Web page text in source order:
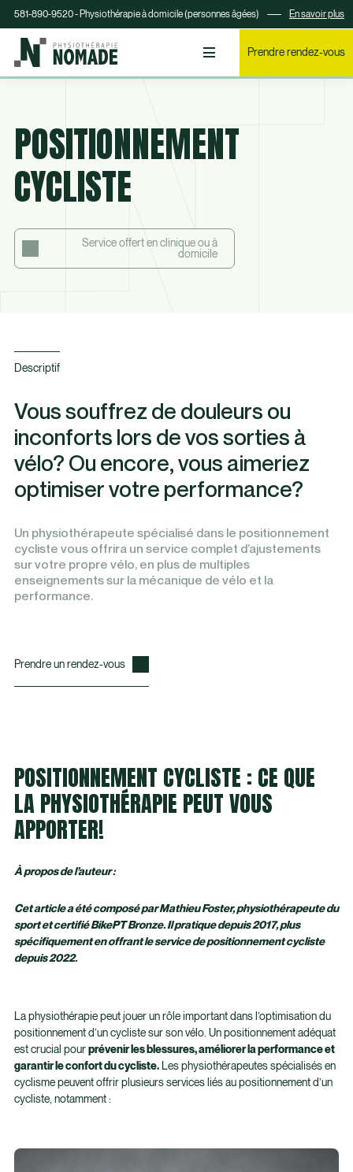
581-890-9520 - Physiothérapie à domicile (personnes âgées) En savoir plus
Prendre rendez-vous
POSITIONNEMENT
CYCLISTE
Service offert en clinique ou à
domicile
Descriptif
Vous souffrez de douleurs ou
inconforts lors de vos sorties à
vélo? Ou encore, vous aimeriez
optimiser votre performance?
Un physiothérapeute spécialisé dans le positionnement
cycliste vous offrira un service complet d’ajustements
sur votre propre vélo, en plus de multiples
enseignements sur la mécanique de vélo et la
performance.
Prendre un rendez-vous
POSITIONNEMENT CYCLISTE : CE QUE
LA PHYSIOTHÉRAPIE PEUT VOUS
APPORTER!
À propos de l’auteur :
Cet article a été composé par Mathieu Foster, physiothérapeute du
sport et certifié BikePT Bronze. Il pratique depuis 2017, plus
spécifiquement en offrant le service de positionnement cycliste
depuis 2022.
La physiothérapie peut jouer un rôle important dans l’optimisation du
positionnement d’un cycliste sur son vélo. Un positionnement adéquat
est crucial pour prévenir les blessures, améliorer la performance et
garantir le confort du cycliste.Les physiothérapeutes spécialisés en
cyclisme peuvent offrir plusieurs services liés au positionnement d’un
cycliste, notamment :